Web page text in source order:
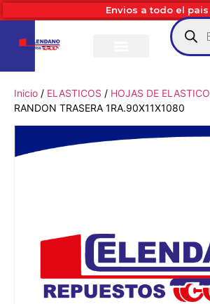
Envios a todo el pais
Inicio / ELASTICOS / HOJAS DE ELASTICO
RANDON TRASERA 1RA.90X11X1080